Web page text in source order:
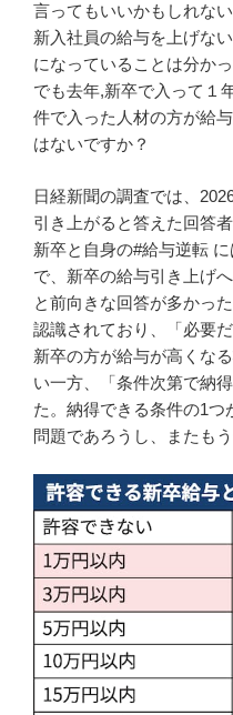
言ってもいいかもしれな
新入社員の給与を上げな
になっていることは分かっ
でも去年,新卒で入って１
件で入った人材の方が給
はないですか？
日経新聞の調査では、
引き上がると答えた回答
新卒と自身の#給与逆転
で、新卒の給与引き上げ
と前向きな回答が多かっ
認識されており、「必要
新卒の方が給与が高くな
い一方、「条件次第で納
た。納得できる条件の1つ
問題であろうし、またも